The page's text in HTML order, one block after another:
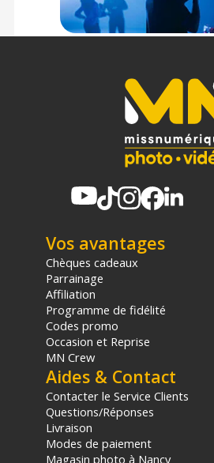
Vos avantages
Chèques cadeaux
Parrainage
Affiliation
Programme de fidélité
Codes promo
Occasion et Reprise
MN Crew
Aides & Contact
Contacter le Service Clients
Questions/Réponses
Livraison
Modes de paiement
Magasin photo à Nancy